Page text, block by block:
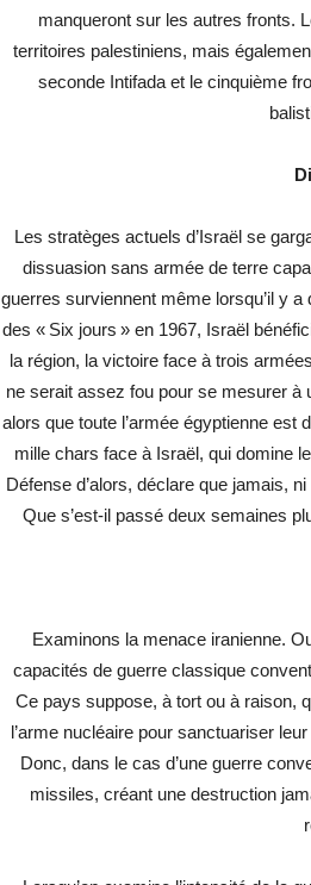
manqueront sur les autres fronts.
territoires palestiniens, mais
seconde Intifada et le cinquième
Les stratèges actuels d’Israël se
dissuasion sans armée de terre
guerres surviennent même lorsqu’il y
des « Six jours » en 1967, Israël
la région, la victoire face à trois
ne serait assez fou pour se mesurer à
alors que toute l’armée égyptienne est
mille chars face à Israël, qui domine
Défense d’alors, déclare que jamais,
Que s’est-il passé deux semaines
Examinons la menace iranienne.
capacités de guerre classique
Ce pays suppose, à tort ou à raison,
l’arme nucléaire pour sanctuariser
Donc, dans le cas d’une guerre
missiles, créant une destruction